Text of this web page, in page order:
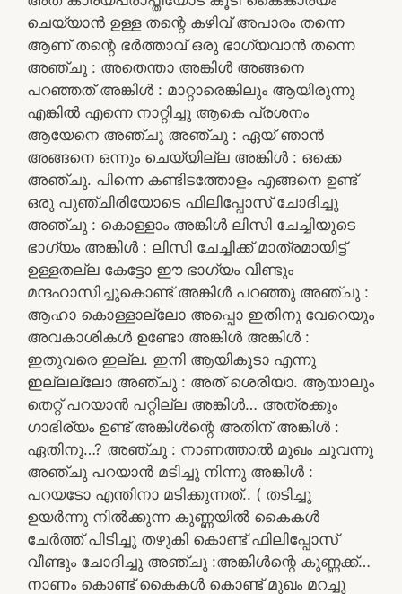
ചെയ്യാൻ ഉള്ള തന്റെ കഴിവ് അപാരം തന്നെ
ആണ് തന്റെ ഭർത്താവ് ഒരു ഭാഗ്യവാൻ തന്നെ
അഞ്ചു : അതെന്താ അങ്കിൾ അങ്ങനെ
പറഞ്ഞത് അങ്കിൾ : മാറ്റാരെങ്കിലും ആയിരുന്നു
എങ്കിൽ എന്നെ നാറ്റിച്ചു ആകെ പ്രശനം
ആയേനെ അഞ്ചു അഞ്ചു : ഏയ്‌ ഞാൻ
അങ്ങനെ ഒന്നും ചെയ്യില്ല അങ്കിൾ : ഒക്കെ
അഞ്ചു. പിന്നെ കണ്ടിടത്തോളം എങ്ങനെ ഉണ്ട്
ഒരു പുഞ്ചിരിയോടെ ഫിലിപ്പോസ് ചോദിച്ചു
അഞ്ചു : കൊള്ളാം അങ്കിൾ ലിസി ചേച്ചിയുടെ
ഭാഗ്യം അങ്കിൾ : ലിസി ചേച്ചിക്ക് മാത്രമായിട്ട്
ഉള്ളതല്ല കേട്ടോ ഈ ഭാഗ്യം വീണ്ടും
മന്ദഹാസിച്ചുകൊണ്ട് അങ്കിൾ പറഞ്ഞു അഞ്ചു :
ആഹാ കൊള്ളാല്ലോ അപ്പൊ ഇതിനു വേറെയും
അവകാശികൾ ഉണ്ടോ അങ്കിൾ അങ്കിൾ :
ഇതുവരെ ഇല്ല. ഇനി ആയികൂടാ എന്നു
ഇല്ലല്ലോ അഞ്ചു : അത് ശെരിയാ. ആയാലും
തെറ്റ് പറയാൻ പറ്റില്ല അങ്കിൾ… അത്രക്കും
ഗാഭിര്യം ഉണ്ട് അങ്കിൾന്റെ അതിന് അങ്കിൾ :
ഏതിനു…? അഞ്ചു : നാണത്താൽ മുഖം ചുവന്നു
അഞ്ചു പറയാൻ മടിച്ചു നിന്നു അങ്കിൾ :
പറയടോ എന്തിനാ മടിക്കുന്നത്.. ( തടിച്ചു
ഉയർന്നു നിൽക്കുന്ന കുണ്ണയിൽ കൈകൾ
ചേർത്ത് പിടിച്ചു തഴുകി കൊണ്ട് ഫിലിപ്പോസ്
വീണ്ടും ചോദിച്ചു അഞ്ചു :അങ്കിൾന്റെ കുണ്ണക്ക്…
നാണം കൊണ്ട് കൈകൾ കൊണ്ട് മുഖം മറച്ചു